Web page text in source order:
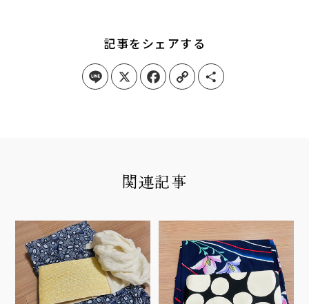
記事をシェアする
Line X Facebook Copy Link Share
関連記事